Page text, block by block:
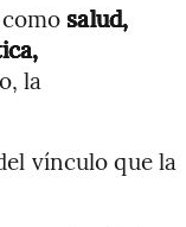
salud,
la
vínculo que la